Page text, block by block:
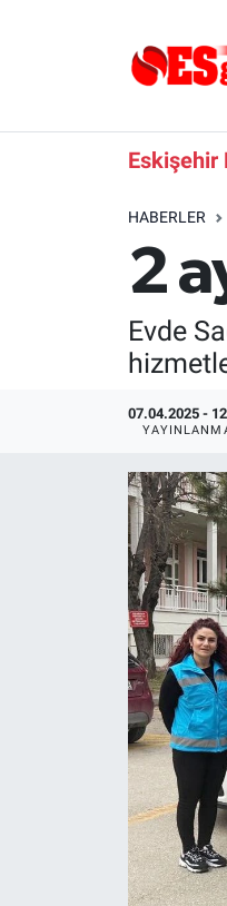
Eskişehir
HABERLER
2
Evde
07.04.2025 -
Gündem
Alış-Veriş/İş
Eskişehirspor
Röportaj
Ekonomi
Kültür Sanat
Politika
Kütahya
Eskişehir Nöbetçi
Süper Lig Puan
Son Dakika
Haber Arşivi